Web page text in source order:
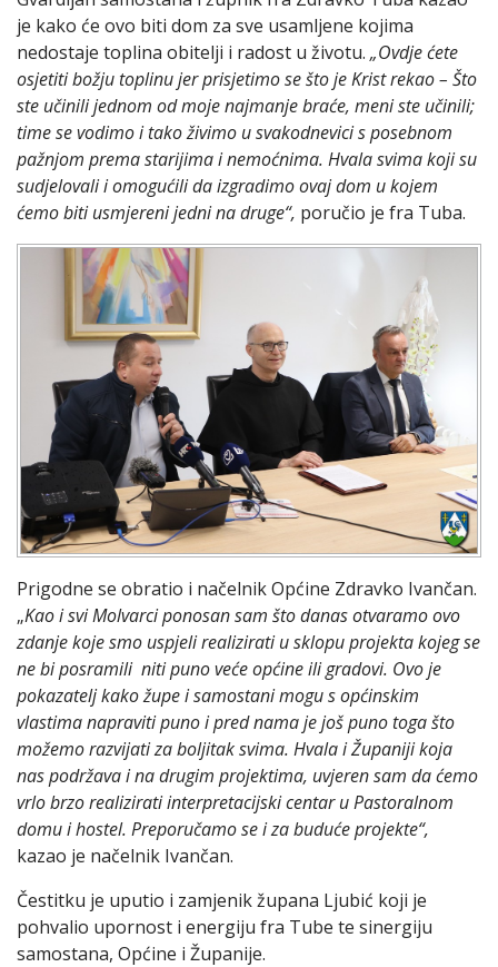
je kako će ovo biti dom za sve usamljene kojima
nedostaje toplina obitelji i radost u životu.„Ovdje ćete
osjetiti božju toplinu jer prisjetimo se što je Krist rekao – Što
ste učinili jednom od moje najmanje braće, meni ste učinili;
time se vodimo i tako živimo u svakodnevici s posebnom
pažnjom prema starijima i nemoćnima. Hvala svima koji su
sudjelovali i omogućili da izgradimo ovaj dom u kojem
ćemo biti usmjereni jedni na druge“, poručio je fra Tuba.
Prigodne se obratio i načelnik Općine Zdravko Ivančan.
„Kao i svi Molvarci ponosan sam što danas otvaramo ovo
zdanje koje smo uspjeli realizirati u sklopu projekta kojeg se
ne bi posramili niti puno veće općine ili gradovi. Ovo je
pokazatelj kako župe i samostani mogu s općinskim
vlastima napraviti puno i pred nama je još puno toga što
možemo razvijati za boljitak svima. Hvala i Županiji koja
nas podržava i na drugim projektima, uvjeren sam da ćemo
vrlo brzo realizirati interpretacijski centar u Pastoralnom
domu i hostel. Preporučamo se i za buduće projekte“,
kazao je načelnik Ivančan.
Čestitku je uputio i zamjenik župana Ljubić koji je
pohvalio upornost i energiju fra Tube te sinergiju
samostana, Općine i Županije.